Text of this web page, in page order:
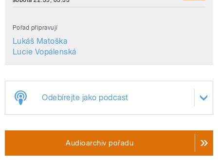
Pořad připravují
Lukáš Matoška
Lucie Vopálenská
Odebírejte jako podcast
Audioarchiv pořadu